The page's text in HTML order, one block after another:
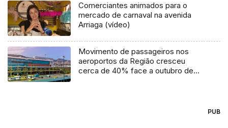
Comerciantes animados para o
mercado de carnaval na avenida
Arriaga (vídeo)
Movimento de passageiros nos
aeroportos da Região cresceu
cerca de 40% face a outubro de
PUB